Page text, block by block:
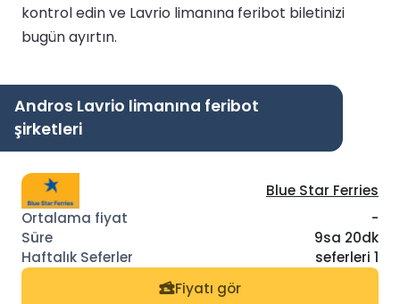
kontrol edin ve Lavrio limanına feribot biletinizi
bugün ayırtın.
Andros Lavrio limanına feribot
şirketleri
Blue Star Ferries
-
9sa 20dk
seferleri 1
Fiyatı gör